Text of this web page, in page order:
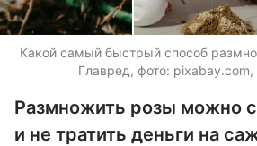
Какой самый быстрый способ
Главред, фото: pixabay.com,
Размножить розы можно
и не тратить деньги на